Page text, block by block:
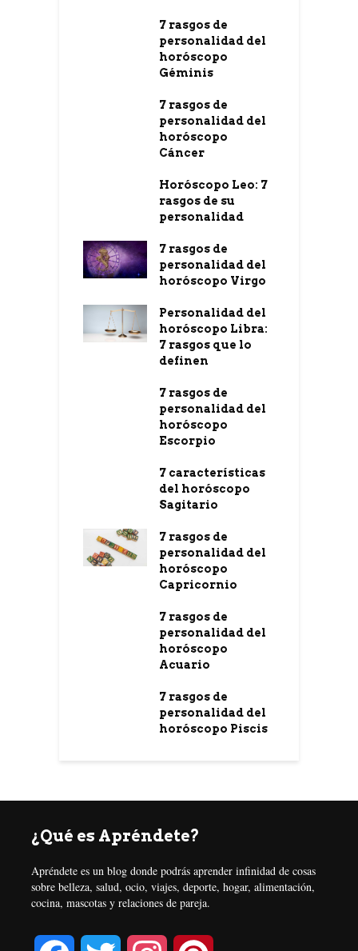
7 rasgos de
personalidad del
horóscopo
Géminis
7 rasgos de
personalidad del
horóscopo
Cáncer
Horóscopo Leo: 7
rasgos de su
personalidad
7 rasgos de
personalidad del
horóscopo Virgo
Personalidad del
horóscopo Libra:
7 rasgos que lo
definen
7 rasgos de
personalidad del
horóscopo
Escorpio
7 características
del horóscopo
Sagitario
7 rasgos de
personalidad del
horóscopo
Capricornio
7 rasgos de
personalidad del
horóscopo
Acuario
7 rasgos de
personalidad del
horóscopo Piscis
¿Qué es Apréndete?
Apréndete es un blog donde podrás aprender infinidad de cosas
sobre belleza, salud, ocio, viajes, deporte, hogar, alimentación,
cocina, mascotas y relaciones de pareja.